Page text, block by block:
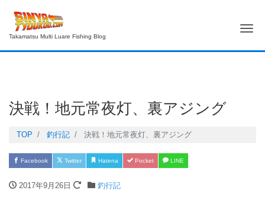
Takamatsu Multi Luare Fishing Blog
決戦！地元常夜灯、裏アジング
TOP 釣行記 決戦！地元常夜灯、裏アジング
Facebook Twitter Hatena Pocket LINE
2017年9月26日 釣行記